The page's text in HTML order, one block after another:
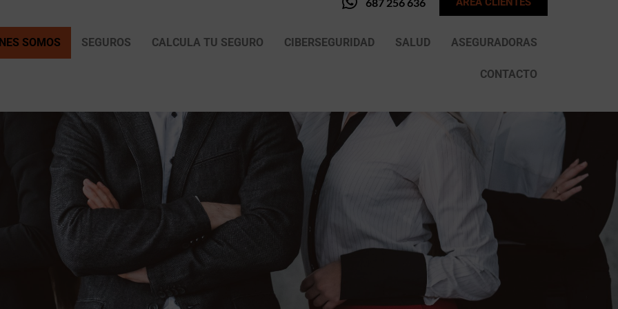
SOMOS SEGUROS CALCULA TU SEGURO CIBERSEGURIDAD SALUD ASEGURADORAS
CONTACTO